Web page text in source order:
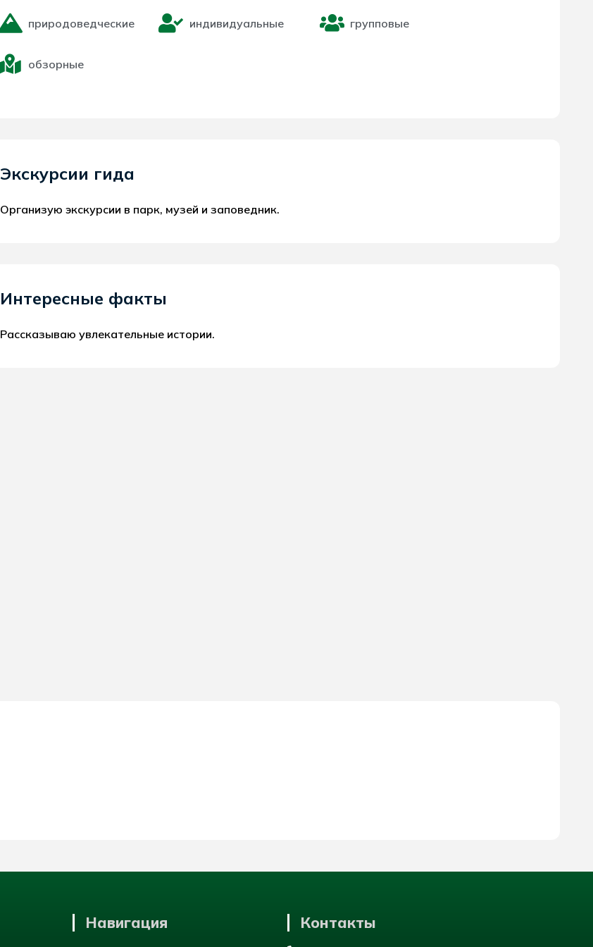
природоведческие индивидуальные групповые
обзорные
Экскурсии гида
Организую экскурсии в парк, музей и заповедник.
Интересные факты
Рассказываю увлекательные истории.
Навигация Контакты